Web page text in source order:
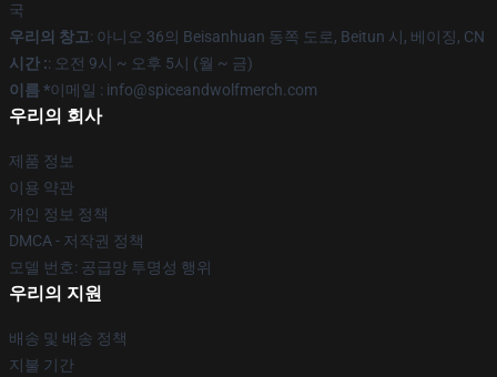
국
우리의 창고: 아니오 36의 Beisanhuan 동쪽 도로, Beitun 시, 베이징, CN
시간 :: 오전 9시 ~ 오후 5시 (월 ~ 금)
이름 *이메일 : info@spiceandwolfmerch.com
우리의 회사
제품 정보
이용 약관
개인 정보 정책
DMCA - 저작권 정책
모델 번호: 공급망 투명성 행위
우리의 지원
배송 및 배송 정책
지불 기간